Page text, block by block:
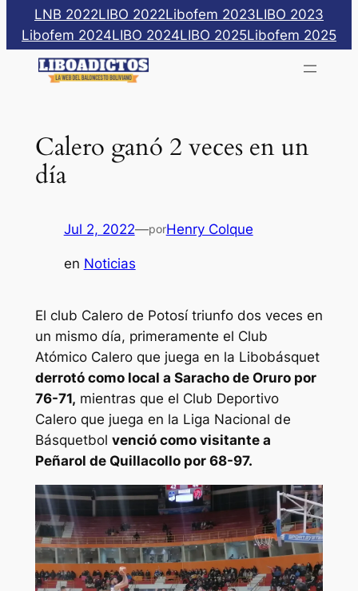
Saltar
contenido
LNB 2022LIBO 2022Libofem 2023LIBO 2023
Libofem 2024LIBO 2024LIBO 2025Libofem 2025
Calero ganó 2 veces en un
día
Jul 2, 2022—porHenry Colque
en Noticias
El club Calero de Potosí triunfo dos veces en
un mismo día, primeramente el Club
Atómico Calero que juega en la Libobásquet
derrotó como local a Saracho de Oruro por
76-71, mientras que el Club Deportivo
Calero que juega en la Liga Nacional de
Básquetbol venció como visitante a
Peñarol de Quillacollo por 68-97.